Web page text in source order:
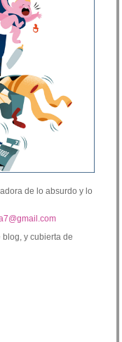
de lo absurdo y lo
blog, y cubierta de